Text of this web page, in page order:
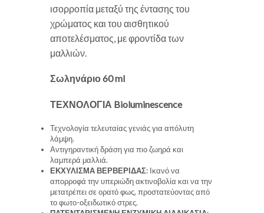
ισορροπία μεταξύ της έντασης του
χρώματος και του αισθητικού
αποτελέσματος, με φροντίδα των
μαλλιών.
Σωληνάριο 60 ml
ΤΕΧΝΟΛΟΓΙΑ Bioluminescence
Τεχνολογία τελευταίας γενιάς για απόλυτη
λάμψη.
Αντιγηραντική δράση για πιο ζωηρά και
λαμπερά μαλλιά.
ΕΚΧΥΛΙΣΜΑ ΒΕΡΒΕΡΙΔΑΣ: Ικανό να
απορροφά την υπεριώδη ακτινοβολία και να την
μετατρέπει σε ορατό φως, προστατεύοντας από
το φωτο-οξειδωτικό στρες.